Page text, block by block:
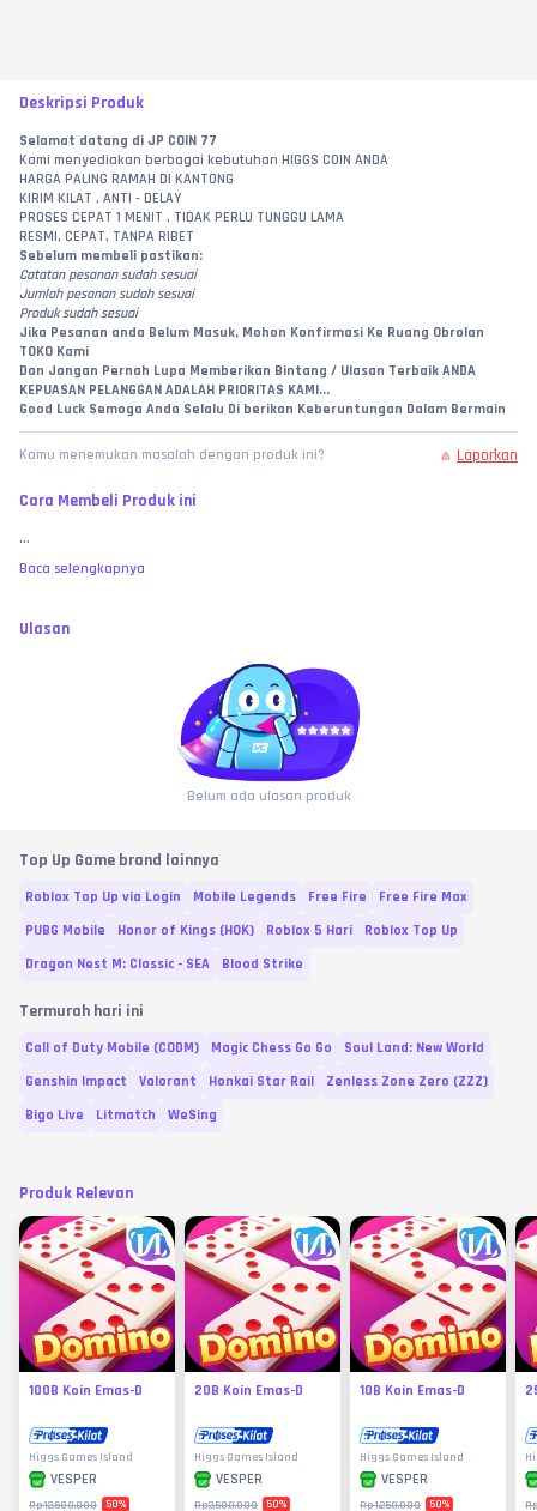
Deskripsi Produk
Selamat datang di JP COIN 77
Kami menyediakan berbagai kebutuhan HIGGS COIN ANDA
HARGA PALING RAMAH DI KANTONG
KIRIM KILAT , ANTI - DELAY
PROSES CEPAT 1 MENIT , TIDAK PERLU TUNGGU LAMA
RESMI, CEPAT, TANPA RIBET
Sebelum membeli pastikan:
Catatan pesanan sudah sesuai
Jumlah pesanan sudah sesuai
Produk sudah sesuai
Jika Pesanan anda Belum Masuk, Mohon Konfirmasi Ke Ruang Obrolan
TOKO Kami
Dan Jangan Pernah Lupa Memberikan Bintang / Ulasan Terbaik ANDA
KEPUASAN PELANGGAN ADALAH PRIORITAS KAMI...
Good Luck Semoga Anda Selalu Di berikan Keberuntungan Dalam Bermain
Kamu menemukan masalah dengan produk ini? Laporkan
Cara Membeli Produk ini
...
Baca selengkapnya
Ulasan
Belum ada ulasan produk
Top Up Game brand lainnya
Roblox Top Up via Login Mobile Legends Free Fire
Free Fire Max
PUBG Mobile
Honor of Kings (HOK) Roblox 5 Hari
Roblox Top Up
Dragon Nest M: Classic - SEA
Blood Strike
Termurah hari ini
Call of Duty Mobile (CODM) Magic Chess Go Go
Soul Land: New World
Genshin Impact
Valorant Honkai Star Rail
Zenless Zone Zero (ZZZ)
Bigo Live
Litmatch WeSing
Produk Relevan
100B Koin Emas-D
Higgs Games Island
VESPER
Rp12.500.000 50%
20B Koin Emas-D
Higgs Games Island
VESPER
Rp2.500.000 50%
10B Koin Emas-D
Higgs Games Island
VESPER
Rp1.250.000 50%